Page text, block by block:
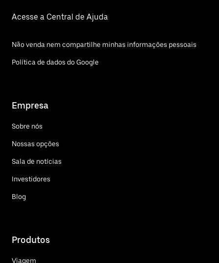
Acesse a Central de Ajuda
Não venda nem compartilhe minhas informações pessoais
Política de dados do Google
Empresa
Sobre nós
Nossas opções
Sala de notícias
Investidores
Blog
Produtos
Viagem